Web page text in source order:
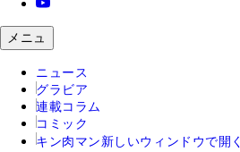
メニュ
ニュース
グラビア
連載コラム
コミック
キン肉マン 新しいウィンドウで開く